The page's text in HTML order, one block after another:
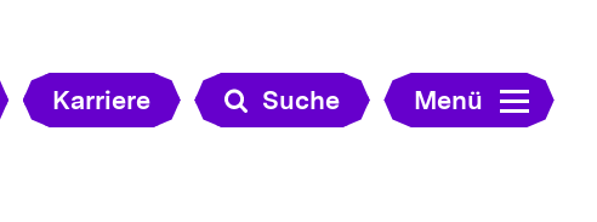
Karriere Suche Menü